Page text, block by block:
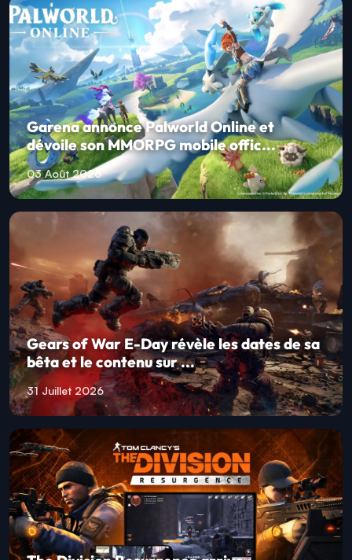
Garena annonce Palworld Online et
dévoile son MMORPG mobile offic...
03 Août 2026
Gears of War E-Day révèle les dates de sa
bêta et le contenu sur ...
31 Juillet 2026